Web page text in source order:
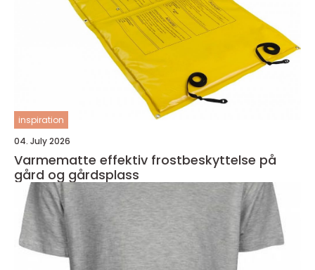
inspiration
04. July 2026
Varmematte effektiv frostbeskyttelse på
gård og gårdsplass